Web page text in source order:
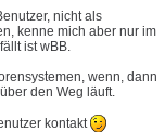
nicht als
kenne mich aber nur im
ist wBB.
wenn, dann
den Weg läuft.
kontakt